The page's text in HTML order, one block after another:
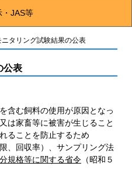
JAS等
ニタリング試験結果の公表
公表
含む飼料の使用が原因となっ
は家畜等に被害が生じること
ることを防止するため
、回収率）、サンプリング法
規格等に関する省令 （昭和５